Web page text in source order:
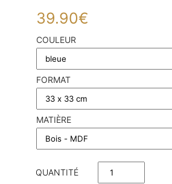
39.90€
COULEUR
FORMAT
MATIÈRE
QUANTITÉ
JE ME CONNECTE